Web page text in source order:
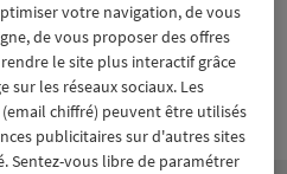
votre navigation, de vous
de vous proposer des offres
le site plus interactif grâce
les réseaux sociaux. Les
chiffré) peuvent être utilisés
publicitaires sur d'autres sites
Sentez-vous libre de paramétrer